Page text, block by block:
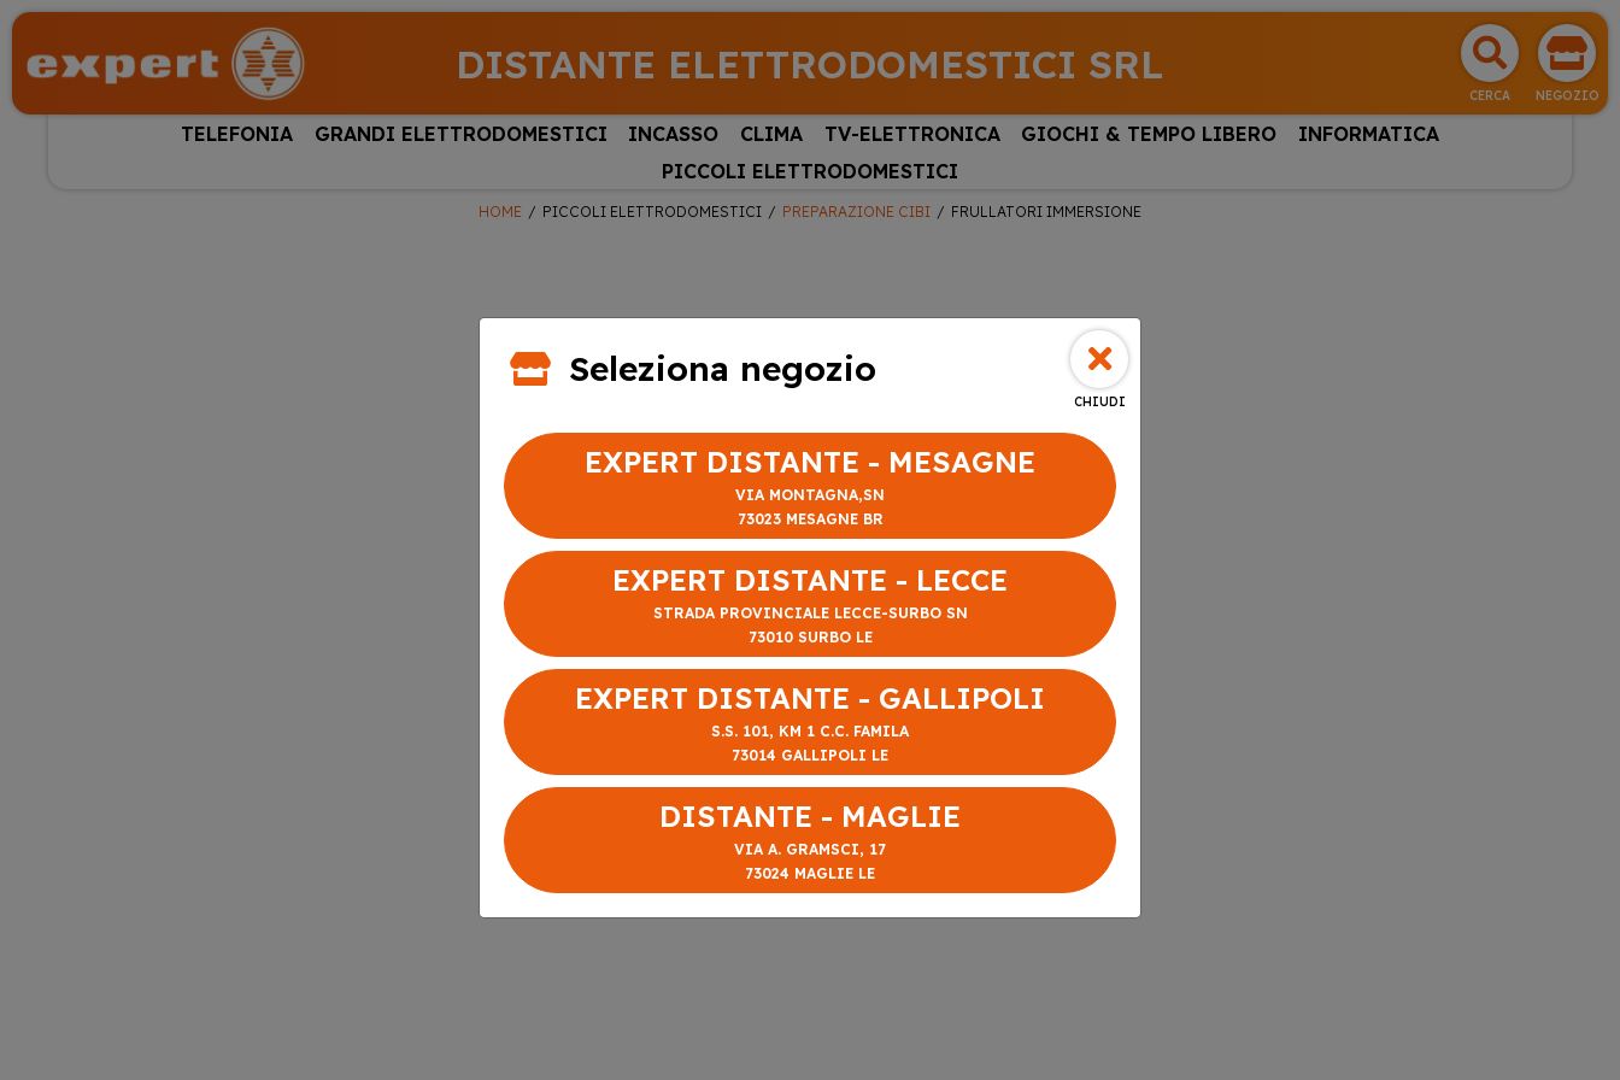
DISTANTE ELETTRODOMESTICI SRL
CERCA NEGOZIO
TELEFONIA GRANDI ELETTRODOMESTICI INCASSO CLIMA TV-ELETTRONICA GIOCHI & TEMPO LIBERO
INFORMATICA
PICCOLI ELETTRODOMESTICI
HOME PICCOLI ELETTRODOMESTICI PREPARAZIONE CIBI FRULLATORI IMMERSIONE
Seleziona negozio
CHIUDI
EXPERT DISTANTE - MESAGNE
VIA MONTAGNA,SN
73023 MESAGNE BR
EXPERT DISTANTE - LECCE
STRADA PROVINCIALE LECCE-SURBO SN
73010 SURBO LE
EXPERT DISTANTE - GALLIPOLI
S.S. 101, KM 1 C.C. FAMILA
73014 GALLIPOLI LE
DISTANTE - MAGLIE
VIA A. GRAMSCI, 17
73024 MAGLIE LE